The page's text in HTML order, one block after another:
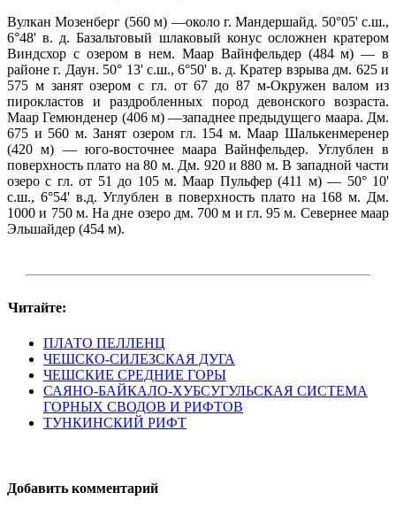
Вулкан Мозенберг (560 м) —около г. Мандершайд. 50°05' с.ш.,
6°48' в. д. Базальтовый шлаковый конус осложнен кратером
Виндсхор с озером в нем. Маар Вайнфельдер (484 м) — в
районе г. Даун. 50° 13' с.ш., 6°50' в. д. Кратер взрыва дм. 625 и
575 м занят озером с гл. от 67 до 87 м-Окружен валом из
пирокластов и раздробленных пород девонского возраста.
Маар Гемюнденер (406 м) —западнее предыдущего маара. Дм.
675 и 560 м. Занят озером гл. 154 м. Маар Шалькенмеренер
(420 м) — юго-восточнее маара Вайнфельдер. Углублен в
поверхность плато на 80 м. Дм. 920 и 880 м. В западной части
озеро с гл. от 51 до 105 м. Маар Пульфер (411 м) — 50° 10'
с.ш., 6°54' в.д. Углублен в поверхность плато на 168 м. Дм.
1000 и 750 м. На дне озеро дм. 700 м и гл. 95 м. Севернее маар
Эльшайдер (454 м).
Читайте:
ПЛАТО ПЕЛЛЕНЦ
ЧЕШСКО-СИЛЕЗСКАЯ ДУГА
ЧЕШСКИЕ СРЕДНИЕ ГОРЫ
САЯНО-БАЙКАЛО-ХУБСУГУЛЬСКАЯ СИСТЕМА
ГОРНЫХ СВОДОВ И РИФТОВ
ТУНКИНСКИЙ РИФТ
Добавить комментарий